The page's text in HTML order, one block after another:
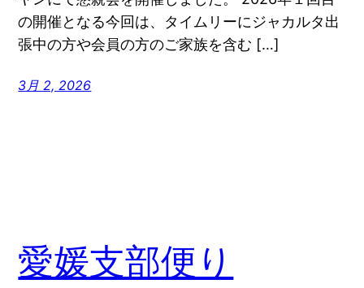
の開催となる今回は、タイムリーにジャカルタ出
張中の方や会員の方のご家族を含む […]
3月 2, 2026
愛媛支部便り